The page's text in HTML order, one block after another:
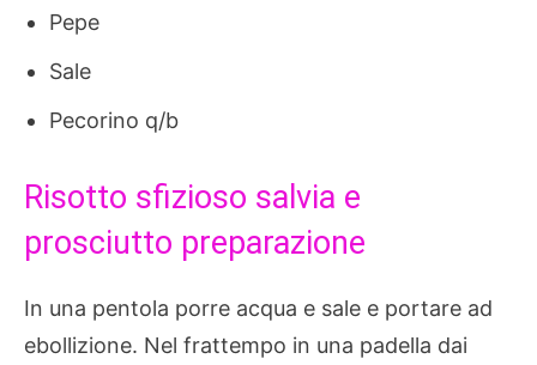
Pepe
Sale
Pecorino q/b
Risotto sfizioso salvia e
prosciutto preparazione
In una pentola porre acqua e sale e portare ad
ebollizione. Nel frattempo in una padella dai